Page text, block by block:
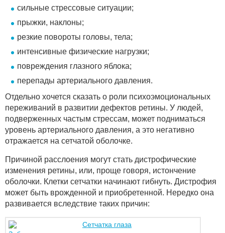
сильные стрессовые ситуации;
прыжки, наклоны;
резкие повороты головы, тела;
интенсивные физические нагрузки;
повреждения глазного яблока;
перепады артериального давления.
Отдельно хочется сказать о роли психоэмоциональных
переживаний в развитии дефектов ретины. У людей,
подверженных частым стрессам, может подниматься
уровень артериального давления, а это негативно
отражается на сетчатой оболочке.
Причиной расслоения могут стать дистрофические
изменения ретины, или, проще говоря, истончение
оболочки. Клетки сетчатки начинают гибнуть. Дистрофия
может быть врожденной и приобретенной. Нередко она
развивается вследствие таких причин: